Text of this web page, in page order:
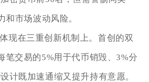
和市场波动风险。
现在三重创新机制上。首创的双
笔交易的5%用于代币销毁、3%分
计既加速通缩又提升持有意愿。